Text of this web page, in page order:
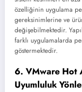
özelliğinin uygulama
gereksinimlerine ve
değişebilmektedir.
farklı uygulamalarda
göstermektedir.
6. VMware Hot
Uyumluluk